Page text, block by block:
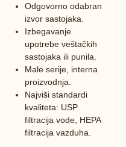
Odgovorno odabran
izvor sastojaka.
Izbegavanje
upotrebe veštačkih
sastojaka ili punila.
Male serije, interna
proizvodnja.
Najviši standardi
kvaliteta: USP
filtracija vode, HEPA
filtracija vazduha.